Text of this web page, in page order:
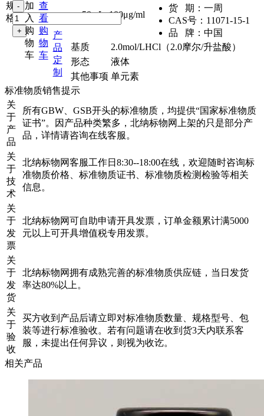
货 期： 一周
CAS号： 11071-15-1
品 牌： 中国
规
格：
50mL,100μg/ml
加
入
购
物
车
查
看
购
物
车
产
品
定
制
基质
2.0mol/LHCl（2.0摩尔/升盐酸）
形态
液体
其他事项 单元素
标准物质销售提示
关
于
产
品
所有GBW、GSB开头的标准物质，均提供“国家标准物质
证书”。因产品种类繁多，北纳标物网上架的只是部分产
品，详情请咨询在线客服。
关
于
技
术
北纳标物网客服工作日8:30--18:00在线，欢迎随时咨询标
准物质价格、标准物质证书、标准物质检测检验等相关
信息。
关
于
发
票
北纳标物网可自助申请开具发票，订单金额累计满5000
元以上可开具增值税专用发票。
关
于
发
货
北纳标物网拥有成熟完善的标准物质供应链，当日发货
率达80%以上。
关
于
验
收
买方收到产品后请立即对标准物质数量、规格型号、包
装等进行标准验收。若有问题请在收到货3天内联系客
服，未提出任何异议，则视为收讫。
相关产品